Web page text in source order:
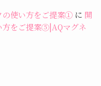
使い方をご提案①に 開
をご提案⑤|AQマグネ